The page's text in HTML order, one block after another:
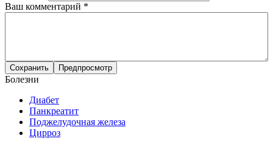
Ваш комментарий *
Болезни
Диабет
Панкреатит
Поджелудочная железа
Цирроз